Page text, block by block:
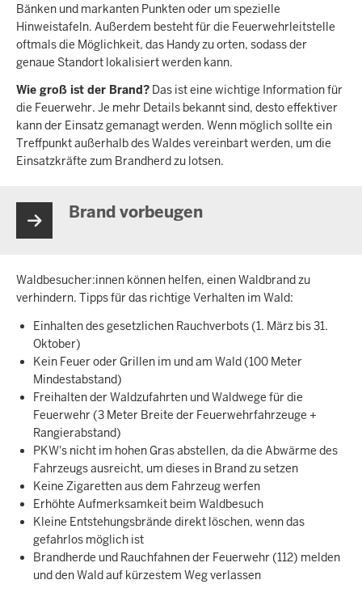
Bänken und markanten Punkten oder um spezielle
Hinweistafeln. Außerdem besteht für die Feuerwehrleitstelle
oftmals die Möglichkeit, das Handy zu orten, sodass der
genaue Standort lokalisiert werden kann.
Wie groß ist der Brand? Das ist eine wichtige Information für
die Feuerwehr. Je mehr Details bekannt sind, desto effektiver
kann der Einsatz gemanagt werden. Wenn möglich sollte ein
Treff­punkt außerhalb des Waldes vereinbart werden, um die
Einsatzkräfte zum Brandherd zu lotsen.
Brand vorbeugen
Waldbesucher:innen können helfen, einen Waldbrand zu
verhindern. Tipps für das richtige Verhalten im Wald:
Einhalten des gesetzlichen Rauchverbots (1. März bis 31.
Oktober)
Kein Feuer oder Grillen im und am Wald (100 Meter
Mindestabstand)
Freihalten der Waldzufahrten und Waldwege für die
Feuerwehr (3 Meter Breite der Feuerwehrfahrzeuge +
Rangierabstand)
PKW's nicht im hohen Gras abstellen, da die Abwärme des
Fahrzeugs ausreicht, um dieses in Brand zu setzen
Keine Zigaretten aus dem Fahrzeug werfen
Erhöhte Aufmerksamkeit beim Waldbesuch
Kleine Entstehungsbrände direkt löschen, wenn das
gefahrlos möglich ist
Brandherde und Rauchfahnen der Feuerwehr (112) melden
und den Wald auf kürzestem Weg verlassen